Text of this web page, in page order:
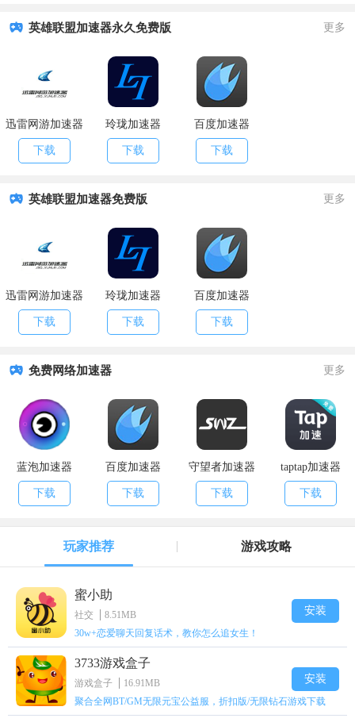
英雄联盟加速器永久免费版 更多
迅雷网游加速器
下载
玲珑加速器
下载
百度加速器
下载
英雄联盟加速器免费版 更多
迅雷网游加速器
下载
玲珑加速器
下载
百度加速器
下载
免费网络加速器 更多
蓝泡加速器
下载
百度加速器
下载
守望者加速器
下载
taptap加速器
下载
玩家推荐 游戏攻略
蜜小助
社交
8.51MB
30w+恋爱聊天回复话术，教你怎么追女生！
安装
3733游戏盒子
游戏盒子
16.91MB
聚合全网BT/GM无限元宝公益服，折扣版/无限钻石游戏下载
安装